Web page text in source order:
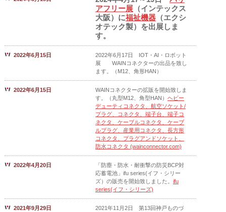
アフリー展（インテックス
大阪）に福祉機器（エクシ
オテック製）を出展しま
す。
2022年6月15日
2022年6月17日 IOT・AI・ロボット
展 WAINコネクターの出品を致し
ます。（M12、角形HAN）
2022年6月15日
WAINコネクターの拡販を開始致しま
す。（丸型M12、角型HAN） ヘビー
デューティコネクタ、航空ソケット/
プラグ、コネクタ、端子台、端子コ
ネクタ、ケーブルコネクタ、ケーブ
ルプラグ、産業用コネクタ、長方形
コネクタ、プラグアンドソケット、
防水コネクタ (wainconnector.com)
2022年4月20日
「防塵・防水・耐衝撃の防災BCP対
応蓄電池」ifu series(イフ・シリー
ズ）の販売を開始致しました。 ifu
series(イフ・シリーズ)
2021年9月29日
2021年11月2日 第13回神戸ものづ